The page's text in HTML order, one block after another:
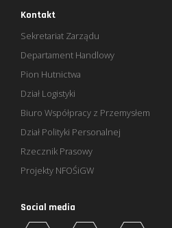
Kontakt
Sekretariat Zarządu
Departament Handlowy
Pion Hutnictwa
Dział Logistyki
Biuro Współpracy z Przemysłem
Dział Polityki Personalnej
Rzecznik Prasowy
Projekty NFOŚiGW
Social media